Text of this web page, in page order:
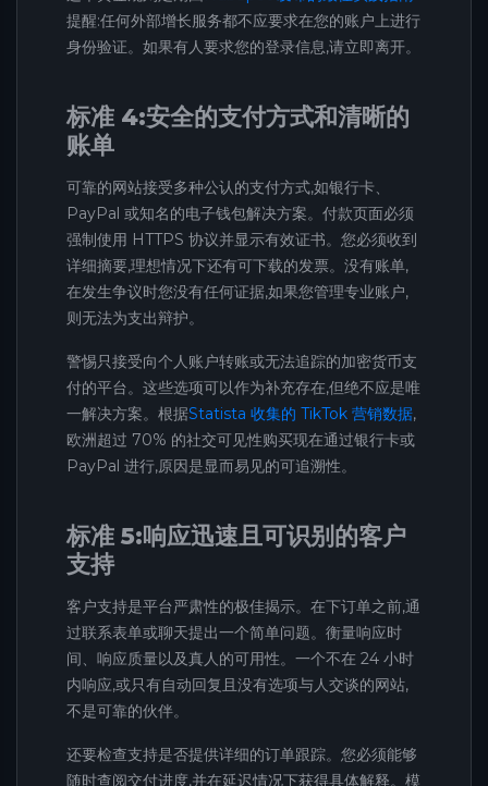
提醒:任何外部增长服务都不应要求在您的账户上进行
身份验证。如果有人要求您的登录信息,请立即离开。
标准 4:安全的支付方式和清晰的
账单
可靠的网站接受多种公认的支付方式,如银行卡、
PayPal 或知名的电子钱包解决方案。付款页面必须
强制使用 HTTPS 协议并显示有效证书。您必须收到
详细摘要,理想情况下还有可下载的发票。没有账单,
在发生争议时您没有任何证据,如果您管理专业账户,
则无法为支出辩护。
警惕只接受向个人账户转账或无法追踪的加密货币支
付的平台。这些选项可以作为补充存在,但绝不应是唯
一解决方案。根据Statista 收集的 TikTok 营销数据,
欧洲超过 70% 的社交可见性购买现在通过银行卡或
PayPal 进行,原因是显而易见的可追溯性。
标准 5:响应迅速且可识别的客户
支持
客户支持是平台严肃性的极佳揭示。在下订单之前,通
过联系表单或聊天提出一个简单问题。衡量响应时
间、响应质量以及真人的可用性。一个不在 24 小时
内响应,或只有自动回复且没有选项与人交谈的网站,
不是可靠的伙伴。
还要检查支持是否提供详细的订单跟踪。您必须能够
随时查阅交付进度,并在延迟情况下获得具体解释。模